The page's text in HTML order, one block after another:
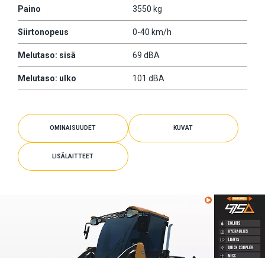
Paino 3550 kg
Siirtonopeus 0-40 km/h
Melutaso: sisä 69 dBA
Melutaso: ulko 101 dBA
OMINAISUUDET KUVAT
LISÄLAITTEET